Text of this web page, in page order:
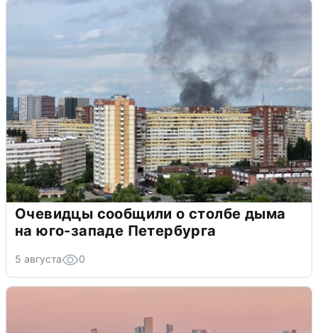
Очевидцы сообщили о столбе дыма
на юго-западе Петербурга
5 августа 0